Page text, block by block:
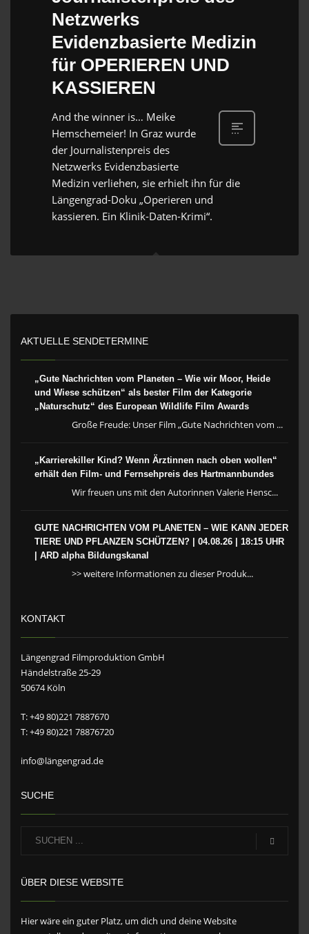
Netzwerks
Evidenzbasierte Medizin
für OPERIEREN UND
KASSIEREN
And the winner is… Meike
Hemschemeier! In Graz wurde
der Journalistenpreis des
Netzwerks Evidenzbasierte
Medizin verliehen, sie erhielt ihn für die
Längengrad-Doku „Operieren und
kassieren. Ein Klinik-Daten-Krimi“.
AKTUELLE SENDETERMINE
„Gute Nachrichten vom Planeten – Wie wir Moor, Heide
und Wiese schützen“ als bester Film der Kategorie
„Naturschutz“ des European Wildlife Film Awards
Große Freude: Unser Film „Gute Nachrichten vom ...
„Karrierekiller Kind? Wenn Ärztinnen nach oben wollen“
erhält den Film- und Fernsehpreis des Hartmannbundes
Wir freuen uns mit den Autorinnen Valerie Hensc...
GUTE NACHRICHTEN VOM PLANETEN – WIE KANN JEDER
TIERE UND PFLANZEN SCHÜTZEN? | 04.08.26 | 18:15 UHR
| ARD alpha Bildungskanal
>> weitere Informationen zu dieser Produk...
KONTAKT
Längengrad Filmproduktion GmbH
Händelstraße 25-29
50674 Köln
T: +49 80)221 7887670
T: +49 80)221 78876720
info@längengrad.de
SUCHE
ÜBER DIESE WEBSITE
Hier wäre ein guter Platz, um dich und deine Website